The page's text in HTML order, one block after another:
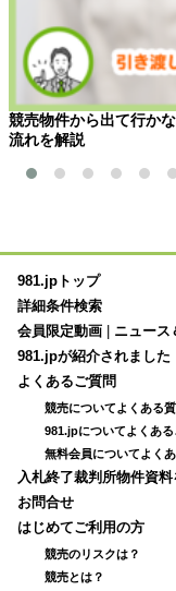
競売物件から出て行か
流れを解説
981.jpトップ
詳細条件検索
会員限定動画
ニュース
981.jpが紹介されました
よくあるご質問
競売についてよくある
981.jpについてよくある
無料会員についてよく
入札終了裁判所物件資
お問合せ
はじめてご利用の方
競売のリスクは？
競売とは？